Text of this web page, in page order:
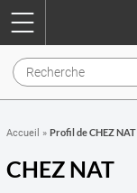
Accueil » Profil de CHEZ NAT
CHEZ NAT